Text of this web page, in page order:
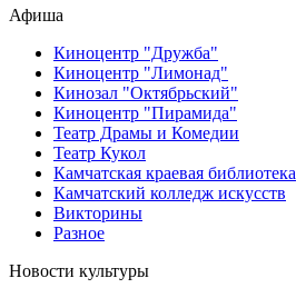
Афиша
Киноцентр "Дружба"
Киноцентр "Лимонад"
Кинозал "Октябрьский"
Киноцентр "Пирамида"
Театр Драмы и Комедии
Театр Кукол
Камчатская краевая библиотека
Камчатский колледж искусств
Викторины
Разное
Новости культуры